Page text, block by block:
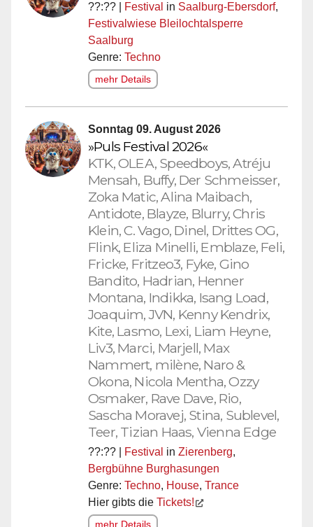
??:?? | Festival in Saalburg-Ebersdorf,
Festivalwiese Bleilochtalsperre
Saalburg
Genre: Techno
mehr Details
Sonntag 09. August 2026
»Puls Festival 2026«
KTK, OLEA, Speedboys, Atréju
Mensah, Buffy, Der Schmeisser,
Zoka Matic, Alina Maibach,
Antidote, Blayze, Blurry, Chris
Klein, C. Vago, Dinel, Drittes OG,
Flink, Eliza Minelli, Emblaze, Feli,
Fricke, Fritzeo3, Fyke, Gino
Bandito, Hadrian, Henner
Montana, Indikka, Isang Load,
Joaquim, JVN, Kenny Kendrix,
Kite, Lasmo, Lexi, Liam Heyne,
Liv3, Marci, Marjell, Max
Nammert, milène, Naro &
Okona, Nicola Mentha, Ozzy
Osmaker, Rave Dave, Rio,
Sascha Moravej, Stina, Sublevel,
Teer, Tizian Haas, Vienna Edge
??:?? | Festival in Zierenberg,
Bergbühne Burghasungen
Genre: Techno, House, Trance
Hier gibts die Tickets!
mehr Details